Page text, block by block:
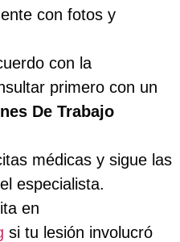
con fotos y
con la
primero con un
De Trabajo
médicas y sigue las
especialista.
en
si tu lesión involucró